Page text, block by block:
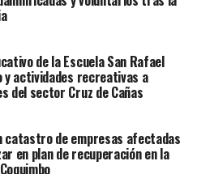
de la Escuela San Rafael
y actividades recreativas a
del sector Cruz de Cañas
catastro de empresas afectadas
en plan de recuperación en la